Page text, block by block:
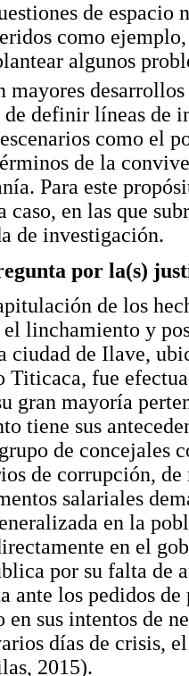
de espacio
como
algunos
mayores
definir líneas de
como el
de la
Para este
caso, en las que
de investigación.
por la(s)
de los
linchamiento y
ciudad de Ilave,
Titicaca, fue
gran mayoría
tiene sus
de concejales
de corrupción,
salariales
en la
en el
por su falta de
ante los pedidos
en sus intentos de
días de crisis,
2015).